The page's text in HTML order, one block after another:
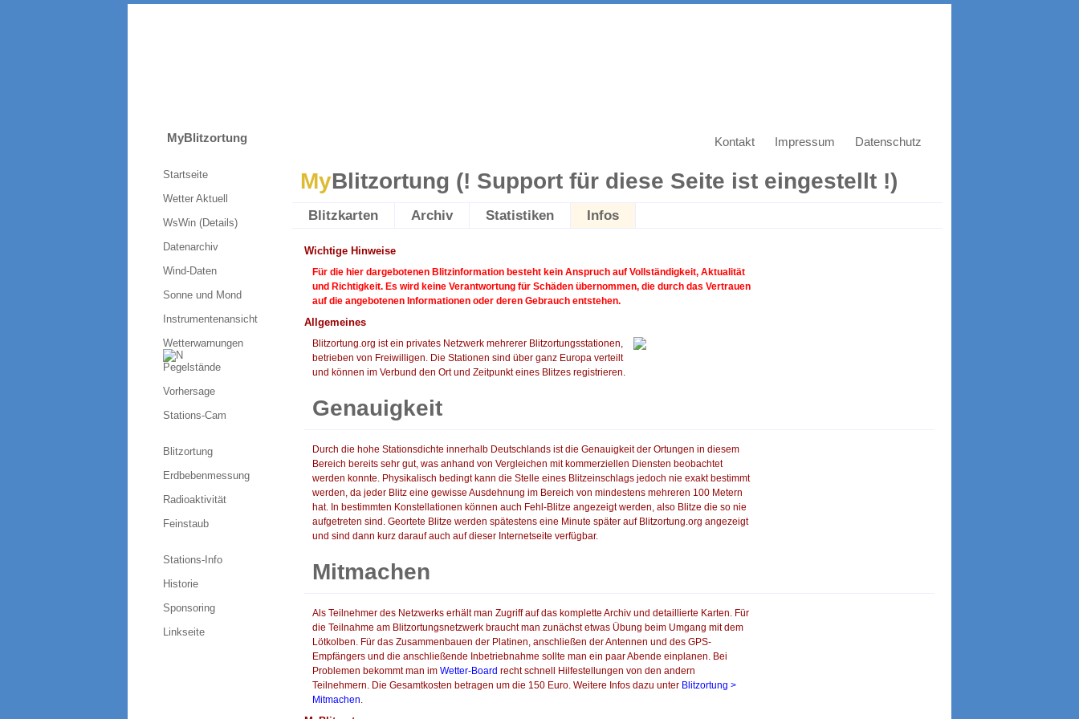
MyBlitzortung Kontakt Impressum Datenschutz
MyBlitzortung (! Support für diese Seite ist eingestellt !)
Blitzkarten Archiv Statistiken Infos
Wichtige Hinweise
Für die hier dargebotenen Blitzinformation besteht kein Anspruch auf Vollständigkeit, Aktualität
und Richtigkeit. Es wird keine Verantwortung für Schäden übernommen, die durch das Vertrauen
auf die angebotenen Informationen oder deren Gebrauch entstehen.
Allgemeines
Blitzortung.org ist ein privates Netzwerk mehrerer Blitzortungsstationen,
betrieben von Freiwilligen. Die Stationen sind über ganz Europa verteilt
und können im Verbund den Ort und Zeitpunkt eines Blitzes registrieren.
Genauigkeit
Durch die hohe Stationsdichte innerhalb Deutschlands ist die Genauigkeit der Ortungen in diesem
Bereich bereits sehr gut, was anhand von Vergleichen mit kommerziellen Diensten beobachtet
werden konnte. Physikalisch bedingt kann die Stelle eines Blitzeinschlags jedoch nie exakt bestimmt
werden, da jeder Blitz eine gewisse Ausdehnung im Bereich von mindestens mehreren 100 Metern
hat. In bestimmten Konstellationen können auch Fehl-Blitze angezeigt werden, also Blitze die so nie
aufgetreten sind. Geortete Blitze werden spätestens eine Minute später auf Blitzortung.org angezeigt
und sind dann kurz darauf auch auf dieser Internetseite verfügbar.
Mitmachen
Als Teilnehmer des Netzwerks erhält man Zugriff auf das komplette Archiv und detaillierte Karten. Für
die Teilnahme am Blitzortungsnetzwerk braucht man zunächst etwas Übung beim Umgang mit dem
Lötkolben. Für das Zusammenbauen der Platinen, anschließen der Antennen und des GPS-
Empfängers und die anschließende Inbetriebnahme sollte man ein paar Abende einplanen. Bei
Problemen bekommt man im Wetter-Board recht schnell Hilfestellungen von den andern
Teilnehmern. Die Gesamtkosten betragen um die 150 Euro. Weitere Infos dazu unter Blitzortung >
Mitmachen.
Startseite
Wetter Aktuell
WsWin (Details)
Datenarchiv
Wind-Daten
Sonne und Mond
Instrumentenansicht
Wetterwarnungen
Pegelstände
Vorhersage
Stations-Cam
Blitzortung
Erdbebenmessung
Radioaktivität
Feinstaub
Stations-Info
Historie
Sponsoring
Linkseite